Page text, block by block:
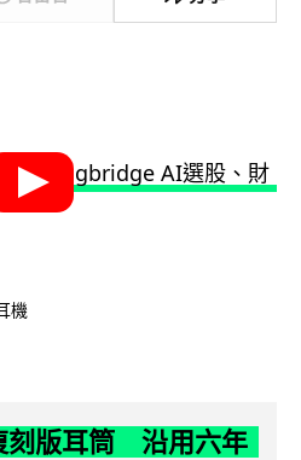
機
刻版耳筒 沿用六年